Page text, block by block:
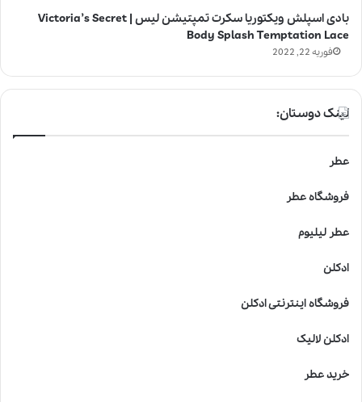
بادی اسپلش ویکتوریا سکرت تمپتیشن لیس | Victoria’s Secret
Body Splash Temptation Lace
فوریه 22, 2022
لینک دوستان:
عطر
فروشگاه عطر
عطر لیلیوم
ادکلن
فروشگاه اینترنتی ادکلن
ادکلن لالیک
خرید عطر